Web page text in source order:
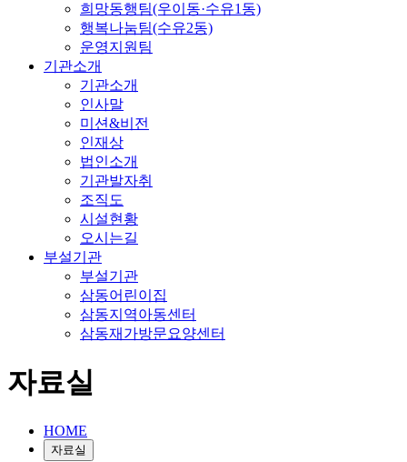
희망동행팀(우이동·수유1동)
행복나눔팀(수유2동)
운영지원팀
기관소개
기관소개
인사말
미션&비전
인재상
법인소개
기관발자취
조직도
시설현황
오시는길
부설기관
부설기관
삼동어린이집
삼동지역아동센터
삼동재가방문요양센터
자료실
HOME
자료실